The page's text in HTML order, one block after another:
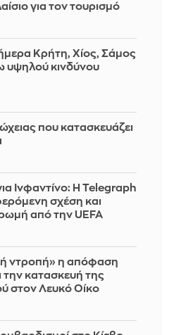
για τον τουρισμό
Κρήτη, Χίος, Σάμος
υψηλού κινδύνου
που κατασκευάζει
Ινφαντίνο: Η Telegraph
σχέση και
από την UEFA
ντροπή» η απόφαση
την κατασκευή της
στον Λευκό Οίκο